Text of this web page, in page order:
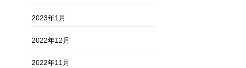
2023年1月
2022年12月
2022年11月